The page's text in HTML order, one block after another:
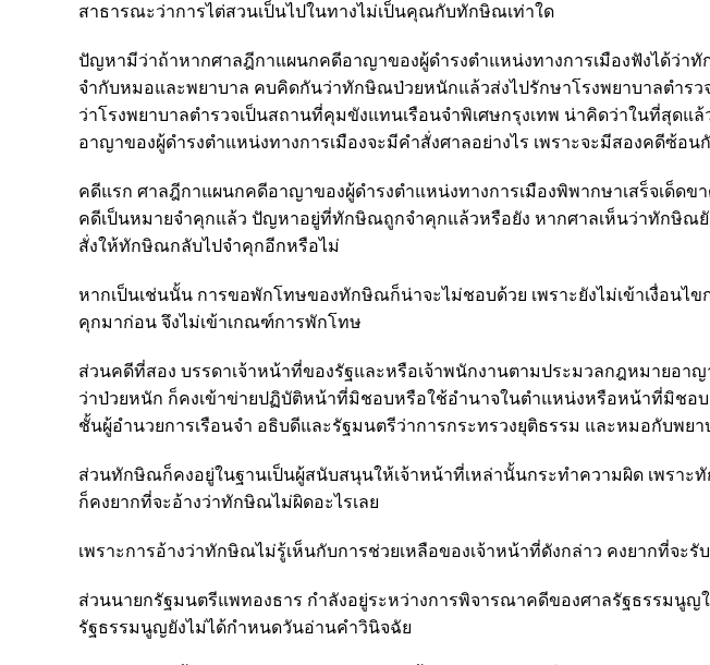
สาธารณะว่าการไต่สวนเป็นไปในทางไม่เป็นคุณกับทักษิณเท่าใด
ปัญหามีว่าถ้าหากศาลฎีกาแผนกคดีอาญาของผู้ดำรงตำแหน่งทางการเมืองฟังได้ว่า
จำกับหมอและพยาบาล คบคิดกันว่าทักษิณป่วยหนักแล้วส่งไปรักษาโรงพยาบาลตำรว
ว่าโรงพยาบาลตำรวจเป็นสถานที่คุมขังแทนเรือนจำพิเศษกรุงเทพ น่าคิดว่าในที่สุดแ
อาญาของผู้ดำรงตำแหน่งทางการเมืองจะมีคำสั่งศาลอย่างไร เพราะจะมีสองคดีซ้อน
คดีแรก ศาลฎีกาแผนกคดีอาญาของผู้ดำรงตำแหน่งทางการเมืองพิพากษาเสร็จเด็ด
คดีเป็นหมายจำคุกแล้ว ปัญหาอยู่ที่ทักษิณถูกจำคุกแล้วหรือยัง หากศาลเห็นว่าทักษิณ
สั่งให้ทักษิณกลับไปจำคุกอีกหรือไม่
หากเป็นเช่นนั้น การขอพักโทษของทักษิณก็น่าจะไม่ชอบด้วย เพราะยังไม่เข้าเงื่อนไ
คุกมาก่อน จึงไม่เข้าเกณฑ์การพักโทษ
ส่วนคดีที่สอง บรรดาเจ้าหน้าที่ของรัฐและหรือเจ้าพนักงานตามประมวลกฎหมายอ
ว่าป่วยหนัก ก็คงเข้าข่ายปฏิบัติหน้าที่มิชอบหรือใช้อำนาจในตำแหน่งหรือหน้าที่มิชอ
ชั้นผู้อำนวยการเรือนจำ อธิบดีและรัฐมนตรีว่าการกระทรวงยุติธรรม และหมอกับพยา
ส่วนทักษิณก็คงอยู่ในฐานเป็นผู้สนับสนุนให้เจ้าหน้าที่เหล่านั้นกระทำความผิด เพราะ
ก็คงยากที่จะอ้างว่าทักษิณไม่ผิดอะไรเลย
เพราะการอ้างว่าทักษิณไม่รู้เห็นกับการช่วยเหลือของเจ้าหน้าที่ดังกล่าว คงยากที่จะรั
ส่วนนายกรัฐมนตรีแพทองธาร กำลังอยู่ระหว่างการพิจารณาคดีของศาลรัฐธรรมนูญ
รัฐธรรมนูญยังไม่ได้กำหนดวันอ่านคำวินิจฉัย